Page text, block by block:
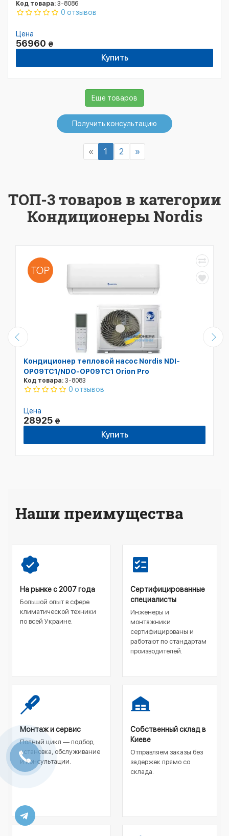
Код товара: 3-8086
0 отзывов
Цена
56960 ₴
Купить
Еще товаров
Получить консультацию
« 1 2 »
ТОП-3 товаров в категории
Кондиционеры Nordis
Кондиционер тепловой насос Nordis NDI-
OP09TC1/NDO-OP09TC1 Orion Pro
Код товара: 3-8083
0 отзывов
Цена
28925 ₴
Купить
Наши преимущества
На рынке с 2007 года
Большой опыт в сфере
климатической техники
по всей Украине.
Сертифицированные
специалисты
Инженеры и
монтажники
сертифицированы и
работают по стандартам
производителей.
Монтаж и сервис
Полный цикл — подбор,
установка, обслуживание
и консультации.
Собственный склад в
Киеве
Отправляем заказы без
задержек прямо со
склада.